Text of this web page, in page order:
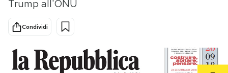
Scienza
Cultura
Economia
Sport
Mondiali calcio 2026
Trump all'ONU
Condividi